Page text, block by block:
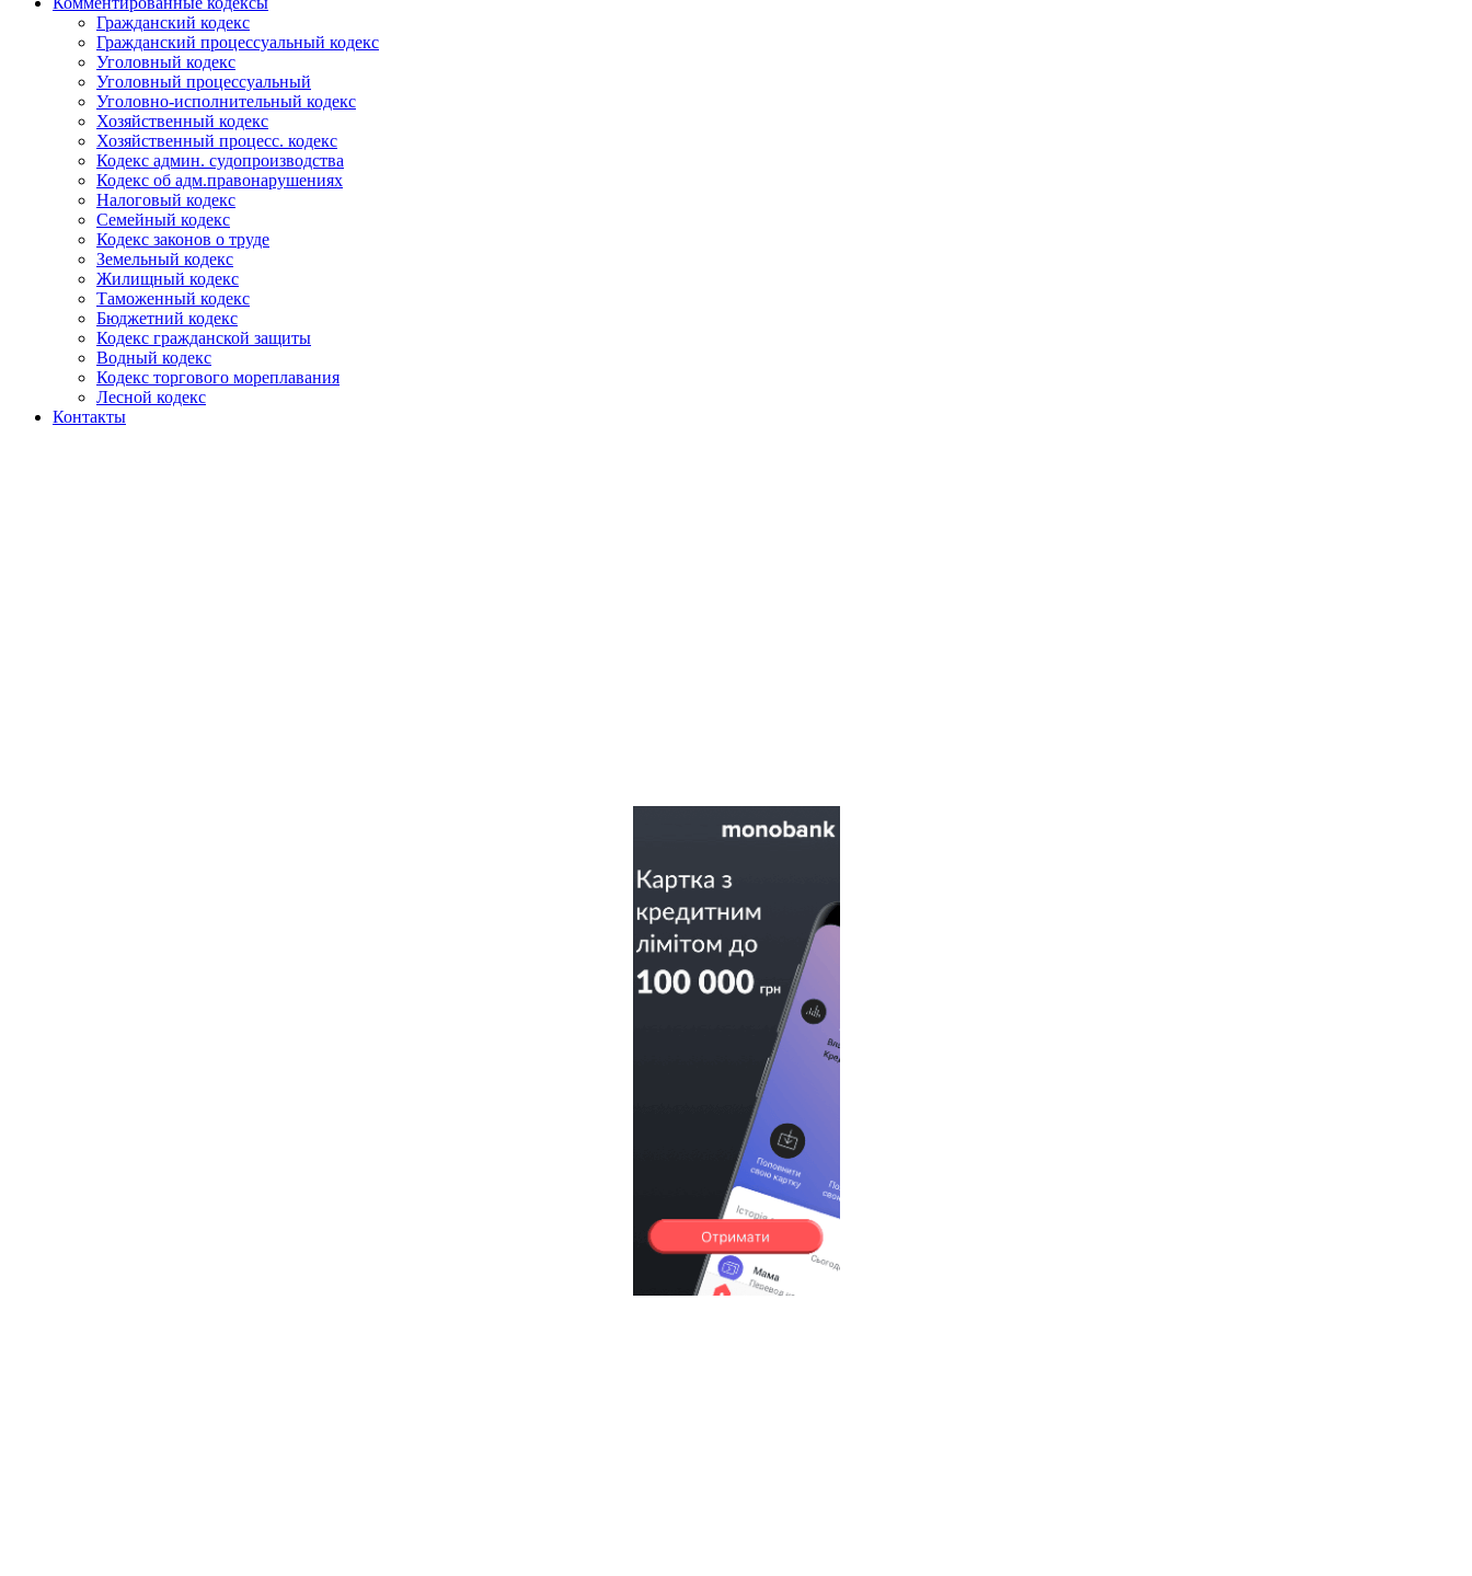
Гражданский кодекс
Гражданский процессуальный кодекс
Уголовный кодекс
Уголовный процессуальный
Уголовно-исполнительный кодекс
Хозяйственный кодекс
Хозяйственный процесс. кодекс
Кодекс админ. судопроизводства
Кодекс об адм.правонарушениях
Налоговый кодекс
Семейный кодекс
Кодекс законов о труде
Земельный кодекс
Жилищный кодекс
Таможенный кодекс
Бюджетний кодекс
Кодекс гражданской защиты
Водный кодекс
Кодекс торгового мореплавания
Лесной кодекс
Контакты